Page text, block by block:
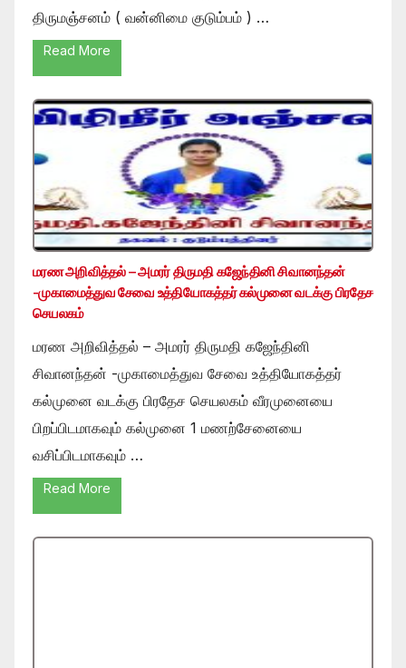
திருமஞ்சனம் ( வன்னிமை குடும்பம் ) …
Read More
மரண அறிவித்தல் – அமரர் திருமதி கஜேந்தினி சிவானந்தன்
-முகாமைத்துவ சேவை உத்தியோகத்தர் கல்முனை வடக்கு பிரதேச
செயலகம்
மரண அறிவித்தல் – அமரர் திருமதி கஜேந்தினி
சிவானந்தன் -முகாமைத்துவ சேவை உத்தியோகத்தர்
கல்முனை வடக்கு பிரதேச செயலகம் வீரமுனையை
பிறப்பிடமாகவும் கல்முனை 1 மணற்சேனையை
வசிப்பிடமாகவும் …
Read More